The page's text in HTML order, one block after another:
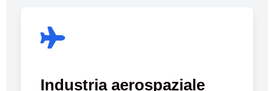
Industria aerospaziale